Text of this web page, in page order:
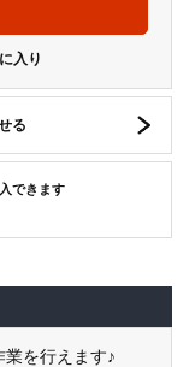
る
できます
を行えます♪